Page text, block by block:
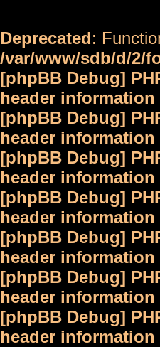
Deprecated:
/var/www/sdb/d/2/
[phpBB Debug]
header
[phpBB Debug]
header
[phpBB Debug]
header
[phpBB Debug]
header
[phpBB Debug]
header
[phpBB Debug]
header
[phpBB Debug]
header